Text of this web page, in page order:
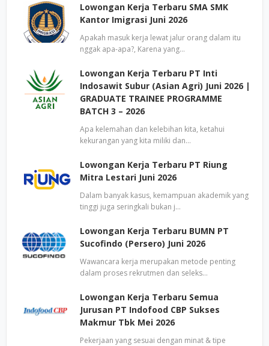
Lowongan Kerja Terbaru SMA SMK
Kantor Imigrasi Juni 2026
Apakah masuk kerja lewat jalur orang dalam itu
nggak apa-apa?, Karena yang…
Lowongan Kerja Terbaru PT Inti
Indosawit Subur (Asian Agri) Juni 2026 |
GRADUATE TRAINEE PROGRAMME
BATCH 3 – 2026
Apa kelemahan dan kelebihan kita, ketahui
kekurangan yang kita miliki dan…
Lowongan Kerja Terbaru PT Riung
Mitra Lestari Juni 2026
Dalam banyak kasus, kemampuan akademik yang
tinggi juga seringkali bukan j…
Lowongan Kerja Terbaru BUMN PT
Sucofindo (Persero) Juni 2026
Wawancara kerja merupakan metode penting
dalam proses rekrutmen dan seleks…
Lowongan Kerja Terbaru Semua
Jurusan PT Indofood CBP Sukses
Makmur Tbk Mei 2026
Pekerjaan yang sesuai dengan minat & tipe